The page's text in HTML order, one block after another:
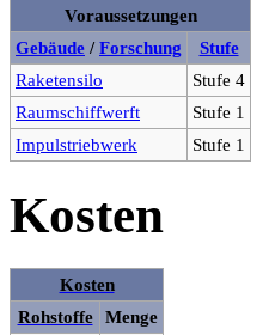
Voraussetzungen
Gebäude /Forschung
Stufe
Raketensilo
Stufe 4
Raumschiffwerft
Stufe 1
Impulstriebwerk
Stufe 1
Kosten
Kosten
Rohstoffe
Menge